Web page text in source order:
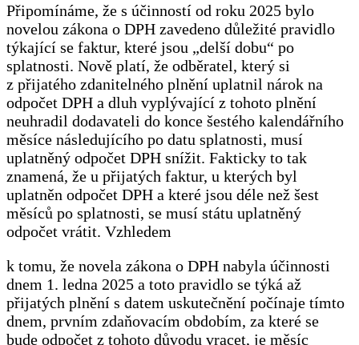
Připomínáme, že s účinností od roku 2025 bylo
novelou zákona o DPH zavedeno důležité pravidlo
týkající se faktur, které jsou „delší dobu“ po
splatnosti. Nově platí, že odběratel, který si
z přijatého zdanitelného plnění uplatnil nárok na
odpočet DPH a dluh vyplývající z tohoto plnění
neuhradil dodavateli do konce šestého kalendářního
měsíce následujícího po datu splatnosti, musí
uplatněný odpočet DPH snížit. Fakticky to tak
znamená, že u přijatých faktur, u kterých byl
uplatněn odpočet DPH a které jsou déle než šest
měsíců po splatnosti, se musí státu uplatněný
odpočet vrátit. Vzhledem
k tomu, že novela zákona o DPH nabyla účinnosti
dnem 1. ledna 2025 a toto pravidlo se týká až
přijatých plnění s datem uskutečnění počínaje tímto
dnem, prvním zdaňovacím obdobím, za které se
bude odpočet z tohoto důvodu vracet, je měsíc